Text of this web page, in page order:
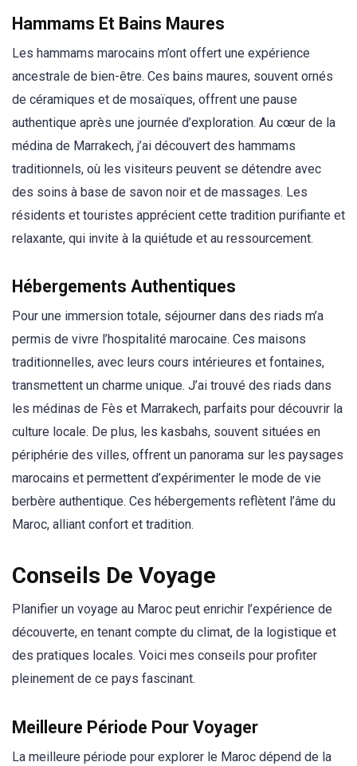
Hammams Et Bains Maures
Les hammams marocains m’ont offert une expérience
ancestrale de bien-être. Ces bains maures, souvent ornés
de céramiques et de mosaïques, offrent une pause
authentique après une journée d’exploration. Au cœur de la
médina de Marrakech, j’ai découvert des hammams
traditionnels, où les visiteurs peuvent se détendre avec
des soins à base de savon noir et de massages. Les
résidents et touristes apprécient cette tradition purifiante et
relaxante, qui invite à la quiétude et au ressourcement.
Hébergements Authentiques
Pour une immersion totale, séjourner dans des riads m’a
permis de vivre l’hospitalité marocaine. Ces maisons
traditionnelles, avec leurs cours intérieures et fontaines,
transmettent un charme unique. J’ai trouvé des riads dans
les médinas de Fès et Marrakech, parfaits pour découvrir la
culture locale. De plus, les kasbahs, souvent situées en
périphérie des villes, offrent un panorama sur les paysages
marocains et permettent d’expérimenter le mode de vie
berbère authentique. Ces hébergements reflètent l’âme du
Maroc, alliant confort et tradition.
Conseils De Voyage
Planifier un voyage au Maroc peut enrichir l’expérience de
découverte, en tenant compte du climat, de la logistique et
des pratiques locales. Voici mes conseils pour profiter
pleinement de ce pays fascinant.
Meilleure Période Pour Voyager
La meilleure période pour explorer le Maroc dépend de la